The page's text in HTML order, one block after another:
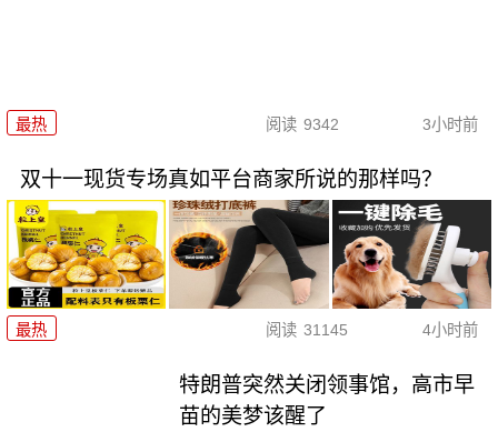
最热 阅读 9342 3小时前
双十一现货专场真如平台商家所说的那样吗？
最热 阅读 31145 4小时前
特朗普突然关闭领事馆，高市早
苗的美梦该醒了